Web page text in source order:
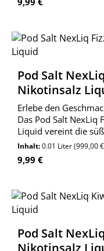
Pod Salt
Nikotinsalz
Erlebe den
Das Pod Salt NexLiq
Liquid vereint die
erfrischenden
Inhalt:0.01 Liter(999,00
Regulärer Preis:
9,99 €
Pod Salt